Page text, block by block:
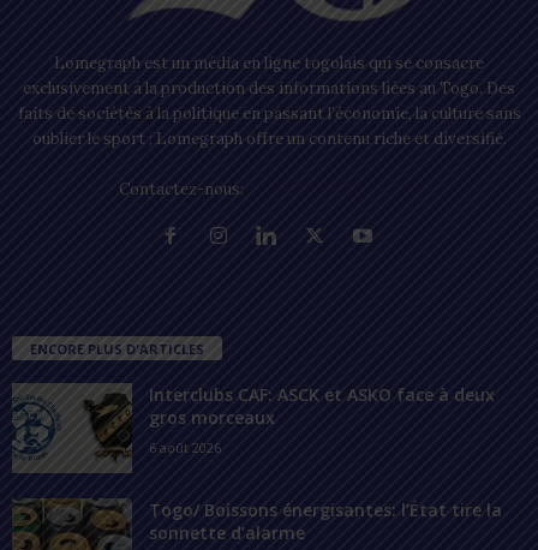
Lomegraph est un média en ligne togolais qui se consacre
exclusivement à la production des informations liées au Togo. Des
faits de sociétés à la politique en passant l’économie, la culture sans
oublier le sport ; Lomegraph offre un contenu riche et diversifié.
Contactez-nous:
ENCORE PLUS D'ARTICLES
Interclubs CAF: ASCK et ASKO face à deux
gros morceaux
6 août 2026
Togo/ Boissons énergisantes: l’État tire la
sonnette d’alarme